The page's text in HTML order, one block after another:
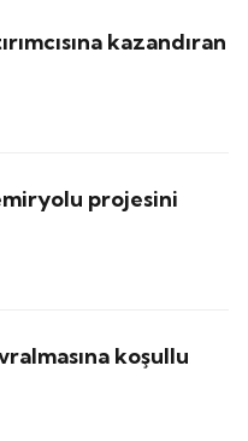
kazandıran
projesini
koşullu